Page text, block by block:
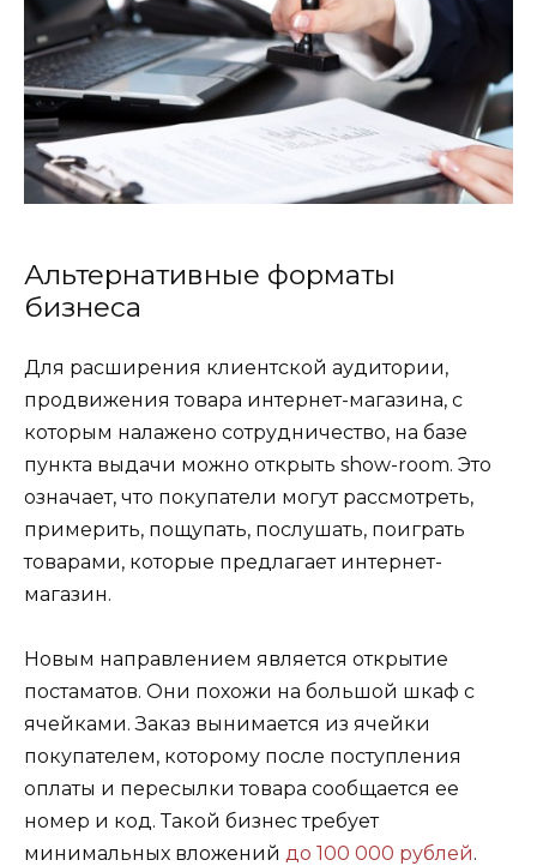
Альтернативные форматы
бизнеса
Для расширения клиентской аудитории,
продвижения товара интернет-магазина, с
которым налажено сотрудничество, на базе
пункта выдачи можно открыть show-room. Это
означает, что покупатели могут рассмотреть,
примерить, пощупать, послушать, поиграть
товарами, которые предлагает интернет-
магазин.
Новым направлением является открытие
постаматов. Они похожи на большой шкаф с
ячейками. Заказ вынимается из ячейки
покупателем, которому после поступления
оплаты и пересылки товара сообщается ее
номер и код. Такой бизнес требует
минимальных вложений до 100 000 рублей.